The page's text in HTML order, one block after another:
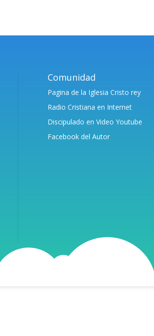
Comunidad
Pagina de la Iglesia Cristo rey
Radio Cristiana en Internet
Discipulado en Video Youtube
Facebook del Autor